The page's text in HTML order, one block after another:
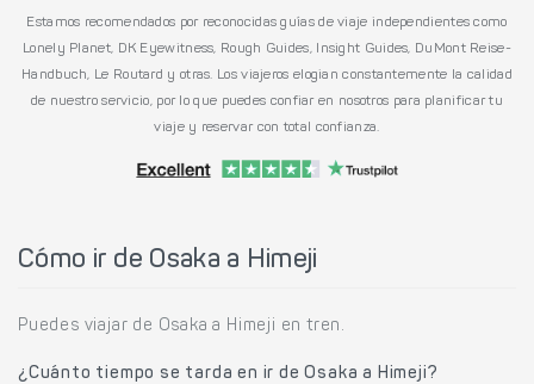
Estamos recomendados por reconocidas guías de viaje independientes como
Lonely Planet, DK Eyewitness, Rough Guides, Insight Guides, DuMont Reise-
Handbuch, Le Routard y otras. Los viajeros elogian constantemente la calidad
de nuestro servicio, por lo que puedes confiar en nosotros para planificar tu
viaje y reservar con total confianza.
Cómo ir de Osaka a Himeji
Puedes viajar de Osaka a Himeji en tren.
¿Cuánto tiempo se tarda en ir de Osaka a Himeji?